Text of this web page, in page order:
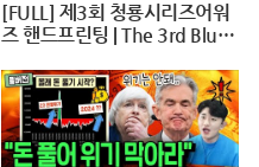
[FULL] 제3회 청룡시리즈어워
즈 핸드프린팅 | The 3rd Blue
printing @ 20240625